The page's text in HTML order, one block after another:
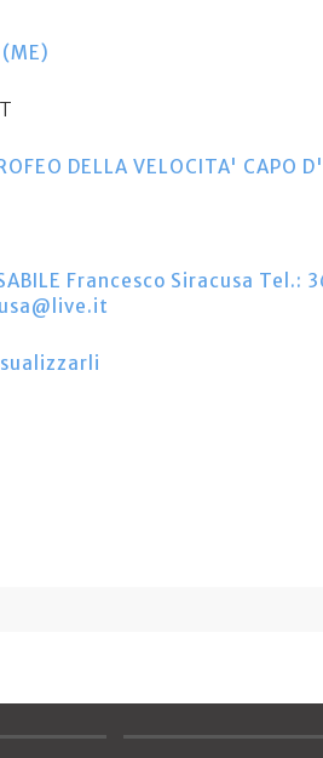
DELLA VELOCITA' CAPO
Francesco Siracusa Tel.: